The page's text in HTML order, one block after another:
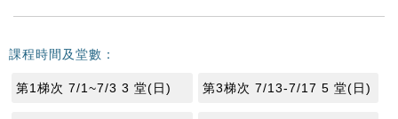
課程時間及堂數：
第1梯次 7/1~7/3 3 堂(日) 第3梯次 7/13-7/17 5 堂(日)